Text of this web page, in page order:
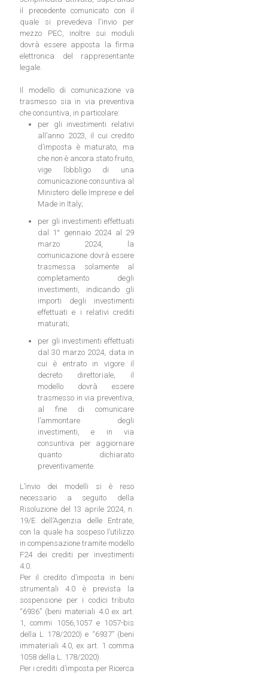
il precedente comunicato con il
quale si prevedeva l'invio per
mezzo PEC, inoltre sui moduli
dovrà essere apposta la firma
elettronica del rappresentante
legale.
Il modello di comunicazione va
trasmesso sia in via preventiva
che consuntiva, in particolare:
per gli investimenti relativi
all’anno 2023, il cui credito
d’imposta è maturato, ma
che non è ancora stato fruito,
vige l’obbligo di una
comunicazione consuntiva al
Ministero delle Imprese e del
Made in Italy;
per gli investimenti effettuati
dal 1° gennaio 2024 al 29
marzo 2024, la
comunicazione dovrà essere
trasmessa solamente al
completamento degli
investimenti, indicando gli
importi degli investimenti
effettuati e i relativi crediti
maturati;
per gli investimenti effettuati
dal 30 marzo 2024, data in
cui è entrato in vigore il
decreto direttoriale, il
modello dovrà essere
trasmesso in via preventiva,
al fine di comunicare
l’ammontare degli
investimenti, e in via
consuntiva per aggiornare
quanto dichiarato
preventivamente.
L’invio dei modelli si è reso
necessario a seguito della
Risoluzione del 13 aprile 2024, n.
19/E dell’Agenzia delle Entrate,
con la quale ha sospeso l’utilizzo
in compensazione tramite modello
F24 dei crediti per investimenti
4.0.
Per il credito d’imposta in beni
strumentali 4.0 è prevista la
sospensione per i codici tributo
“6936” (beni materiali 4.0 ex art.
1, commi 1056,1057 e 1057-bis
della L 178/2020) e “6937” (beni
immateriali 4.0, ex art. 1 comma
1058 della L. 178/2020).
Per i crediti d’imposta per Ricerca